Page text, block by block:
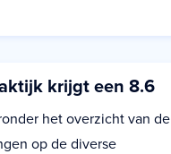
krijgt een 8.6
het overzicht van de
op de diverse